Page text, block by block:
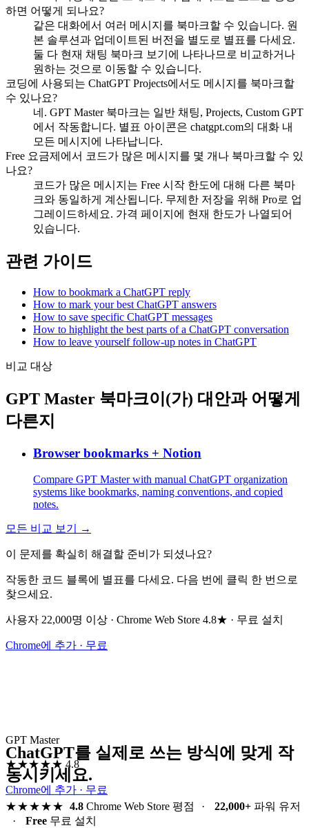
하면 어떻게 되나요?
같은 대화에서 여러 메시지를 북마크할 수 있습니다. 원
본 솔루션과 업데이트된 버전을 별도로 별표를 다세요.
둘 다 현재 채팅 북마크 보기에 나타나므로 비교하거나
원하는 것으로 이동할 수 있습니다.
코딩에 사용되는 ChatGPT Projects에서도 메시지를 북마크할
수 있나요?
네. GPT Master 북마크는 일반 채팅, Projects, Custom GPT
에서 작동합니다. 별표 아이콘은 chatgpt.com의 대화 내
모든 메시지에 나타납니다.
Free 요금제에서 코드가 많은 메시지를 몇 개나 북마크할 수 있
나요?
코드가 많은 메시지는 Free 시작 한도에 대해 다른 북마
크와 동일하게 계산됩니다. 무제한 저장을 위해 Pro로 업
그레이드하세요. 가격 페이지에 현재 한도가 나열되어
있습니다.
관련 가이드
How to bookmark a ChatGPT reply
How to mark your best ChatGPT answers
How to save specific ChatGPT messages
How to highlight the best parts of a ChatGPT conversation
How to leave yourself follow-up notes in ChatGPT
비교 대상
GPT Master 북마크이(가) 대안과 어떻게
다른지
Browser bookmarks + Notion
Compare GPT Master with manual ChatGPT organization
systems like bookmarks, naming conventions, and copied
notes.
모든 비교 보기 →
이 문제를 확실히 해결할 준비가 되셨나요?
작동한 코드 블록에 별표를 다세요. 다음 번에 클릭 한 번으로
찾으세요.
사용자 22,000명 이상 · Chrome Web Store 4.8★ · 무료 설치
Chrome에 추가 · 무료
GPT Master
★★★★★ 4.8
Chrome에 추가 · 무료
ChatGPT를 실제로 쓰는 방식에 맞게 작
동시키세요.
★★★★★ 4.8Chrome Web Store 평점 · 22,000+파워 유저
·
Free 무료 설치